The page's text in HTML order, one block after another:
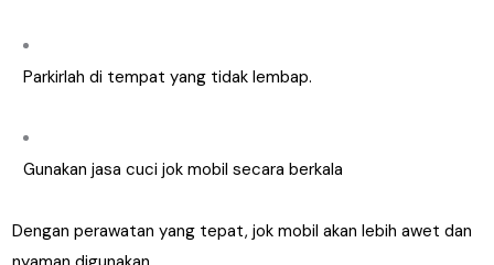
Parkirlah di tempat yang tidak lembap.
Gunakan jasa cuci jok mobil secara berkala
Dengan perawatan yang tepat, jok mobil akan lebih awet dan